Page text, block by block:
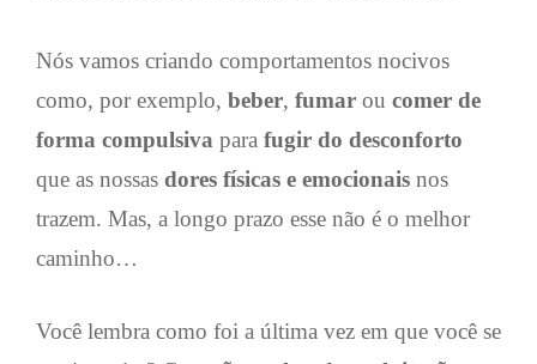
Nós vamos criando comportamentos nocivos
como, por exemplo, beber, fumar ou comer de
forma compulsiva para fugir do desconforto
que as nossas dores físicas e emocionais nos
trazem. Mas, a longo prazo esse não é o melhor
caminho…
Você lembra como foi a última vez em que você se